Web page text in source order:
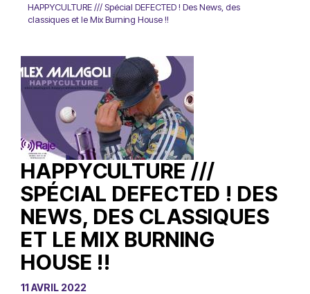
HAPPYCULTURE /// Spécial DEFECTED ! Des News, des
classiques et le Mix Burning House !!
HAPPYCULTURE ///
SPÉCIAL DEFECTED ! DES
NEWS, DES CLASSIQUES
ET LE MIX BURNING
HOUSE !!
11 AVRIL 2022